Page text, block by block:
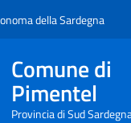
della Sardegna
Comune di
Pimentel
Provincia di Sud